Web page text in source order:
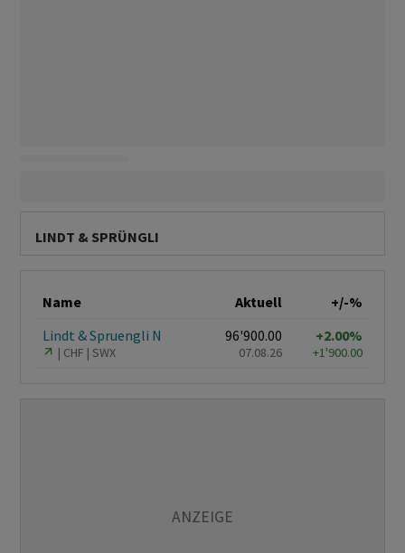
LINDT & SPRÜNGLI
Name Aktuell
+/-%
Lindt & Spruengli N
CHF SWX
96'900.00
07.08.26
+2.00%
+1'900.00